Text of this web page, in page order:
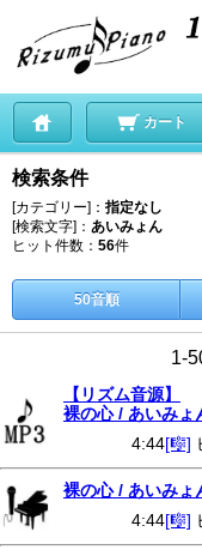
カート
検索条件
[カテゴリー]： 指定なし
[検索文字]： あいみょん
ヒット件数： 56件
50音順
1-
【リズム音源】
裸の心 / あいみょ
4:44[🎼]
裸の心 / あいみょ
4:44[🎼]